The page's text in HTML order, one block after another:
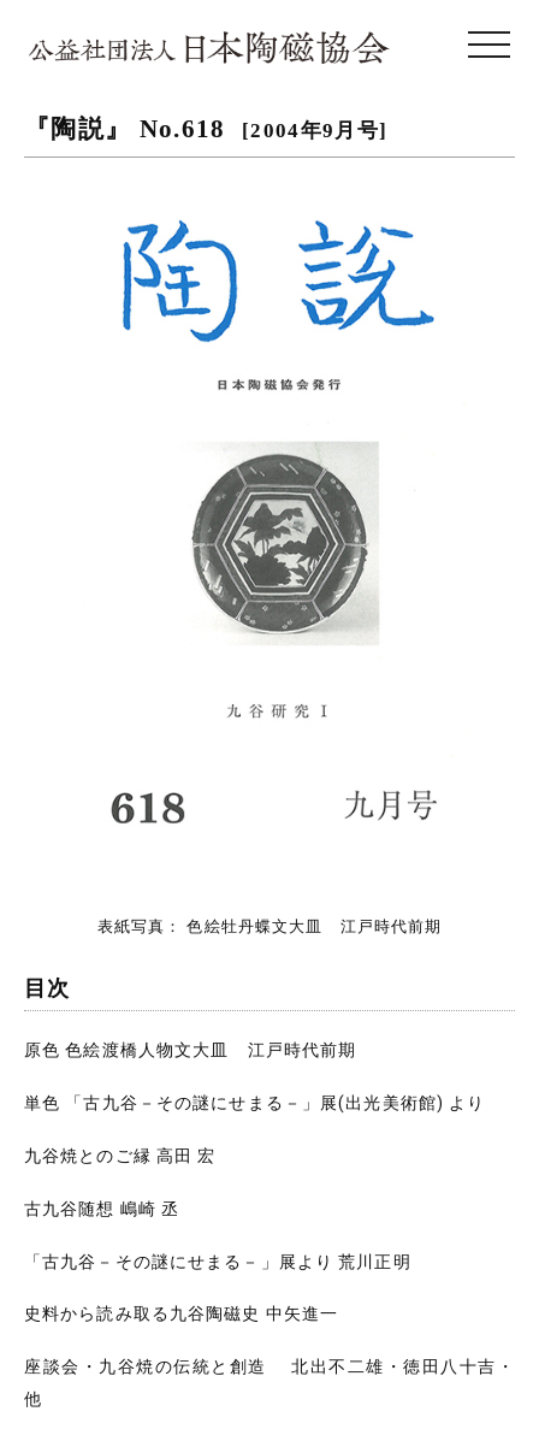
toggle
『陶説』 No.618 [2004年9月号]
表紙写真： 色絵牡丹蝶文大皿 江戸時代前期
目次
原色 色絵渡橋人物文大皿 江戸時代前期
単色 「古九谷－その謎にせまる－」展(出光美術館) より
九谷焼とのご縁 高田 宏
古九谷随想 嶋崎 丞
「古九谷－その謎にせまる－」展より 荒川正明
史料から読み取る九谷陶磁史 中矢進一
座談会・九谷焼の伝統と創造 北出不二雄・徳田八十吉・
他